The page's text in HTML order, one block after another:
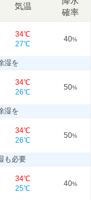
気温
確率
34℃
27℃
40%
湿を
34℃
26℃
50%
湿を
34℃
26℃
50%
も必要
34℃
25℃
40%